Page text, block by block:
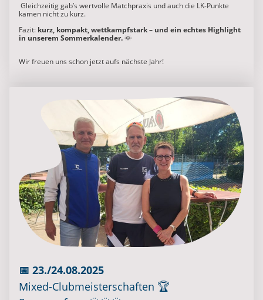
Gleichzeitig gab’s wertvolle Matchpraxis und auch die LK-Punkte
kamen nicht zu kurz.
Fazit: kurz, kompakt, wettkampfstark – und ein echtes Highlight
in unserem Sommerkalender.🌞
Wir freuen uns schon jetzt aufs nächste Jahr!
📅 23./24.08.2025
Mixed-Clubmeisterschaften 🏆